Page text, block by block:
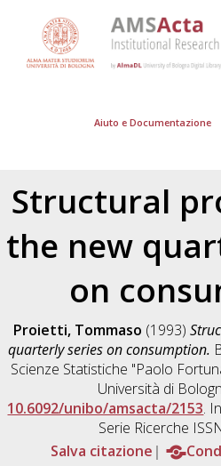
Aiuto e Documentazione
Structural
the new
on
Proietti, Tommaso (1993)
quarterly series on consumption.
Scienze Statistiche "Paolo
Università di
10.6092/unibo/amsacta/2153.
Serie Ricerche
Salva citazione